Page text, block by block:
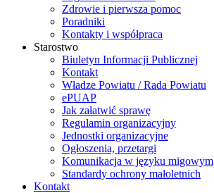
Zdrowie i pierwsza pomoc
Poradniki
Kontakty i współpraca
Starostwo
Biuletyn Informacji Publicznej
Kontakt
Władze Powiatu / Rada Powiatu
ePUAP
Jak załatwić sprawę
Regulamin organizacyjny
Jednostki organizacyjne
Ogłoszenia, przetargi
Komunikacja w języku migowym
Standardy ochrony małoletnich
Kontakt